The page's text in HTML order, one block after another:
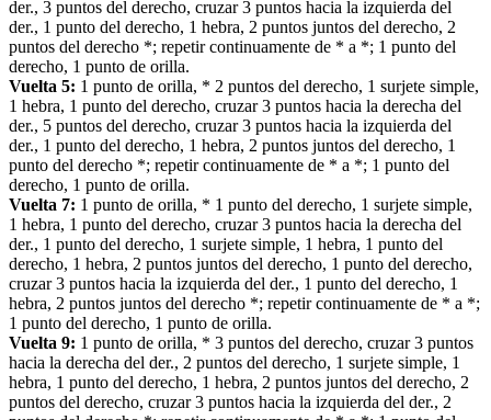
der., 3 puntos del derecho, cruzar 3 puntos hacia la izquierda del
der., 1 punto del derecho, 1 hebra, 2 puntos juntos del derecho, 2
puntos del derecho *; repetir continuamente de * a *; 1 punto del
derecho, 1 punto de orilla.
Vuelta 5: 1 punto de orilla, * 2 puntos del derecho, 1 surjete simple,
1 hebra, 1 punto del derecho, cruzar 3 puntos hacia la derecha del
der., 5 puntos del derecho, cruzar 3 puntos hacia la izquierda del
der., 1 punto del derecho, 1 hebra, 2 puntos juntos del derecho, 1
punto del derecho *; repetir continuamente de * a *; 1 punto del
derecho, 1 punto de orilla.
Vuelta 7: 1 punto de orilla, * 1 punto del derecho, 1 surjete simple,
1 hebra, 1 punto del derecho, cruzar 3 puntos hacia la derecha del
der., 1 punto del derecho, 1 surjete simple, 1 hebra, 1 punto del
derecho, 1 hebra, 2 puntos juntos del derecho, 1 punto del derecho,
cruzar 3 puntos hacia la izquierda del der., 1 punto del derecho, 1
hebra, 2 puntos juntos del derecho *; repetir continuamente de * a *;
1 punto del derecho, 1 punto de orilla.
Vuelta 9: 1 punto de orilla, * 3 puntos del derecho, cruzar 3 puntos
hacia la derecha del der., 2 puntos del derecho, 1 surjete simple, 1
hebra, 1 punto del derecho, 1 hebra, 2 puntos juntos del derecho, 2
puntos del derecho, cruzar 3 puntos hacia la izquierda del der., 2